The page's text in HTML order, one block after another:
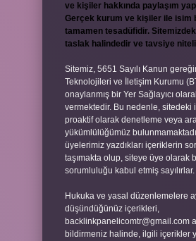
ve kişiler hakkında paylaşım
Gerçek kurum ve kişiler ile isim
tamamen tesadüfidir.
taslak halindedir ve tavsiye
Sitemiz, 5651 Sayılı Kanun
Teknolojileri ve İletişim Kurumu
onaylanmış bir Yer Sağlayıcı
vermektedir. Bu nedenle, sitedeki
proaktif olarak denetleme veya
yükümlülüğümüz
üyelerimiz yazdıkları içeriklerin
taşımakta olup, siteye üye olarak
sorumluluğu kabul etmiş sayılırlar.
Hukuka ve yasal düzenlemelere
düşündüğünüz içerikleri,
backlinkpanelicomtr@gmail.com
bildirmeniz halinde, ilgili içerikler